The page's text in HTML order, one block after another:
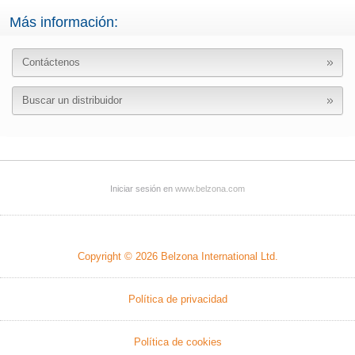
Más información:
Contáctenos
Buscar un distribuidor
Iniciar sesión en www.belzona.com
Copyright © 2026 Belzona International Ltd.
Política de privacidad
Política de cookies